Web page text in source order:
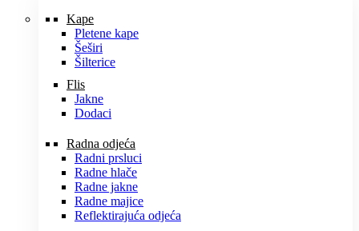
Kape
Pletene kape
Šeširi
Šilterice
Flis
Jakne
Dodaci
Radna odjeća
Radni prsluci
Radne hlače
Radne jakne
Radne majice
Reflektirajuća odjeća